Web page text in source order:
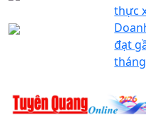
thực
đạt
tháng